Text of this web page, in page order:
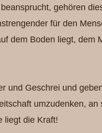
gehören
für den
dem Boden liegt, dem
und Geschrei und
umzudenken,
liegt die Kraft!